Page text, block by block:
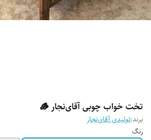
تخت خواب چوبی آقای‌نجار 🪵
برند:تولیدی آقای‌نجار
رنگ